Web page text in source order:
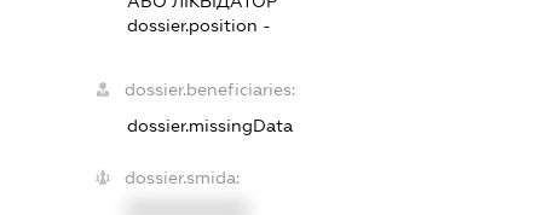
dossier.position -
dossier.beneficiaries:
dossier.missingData
dossier.smida: